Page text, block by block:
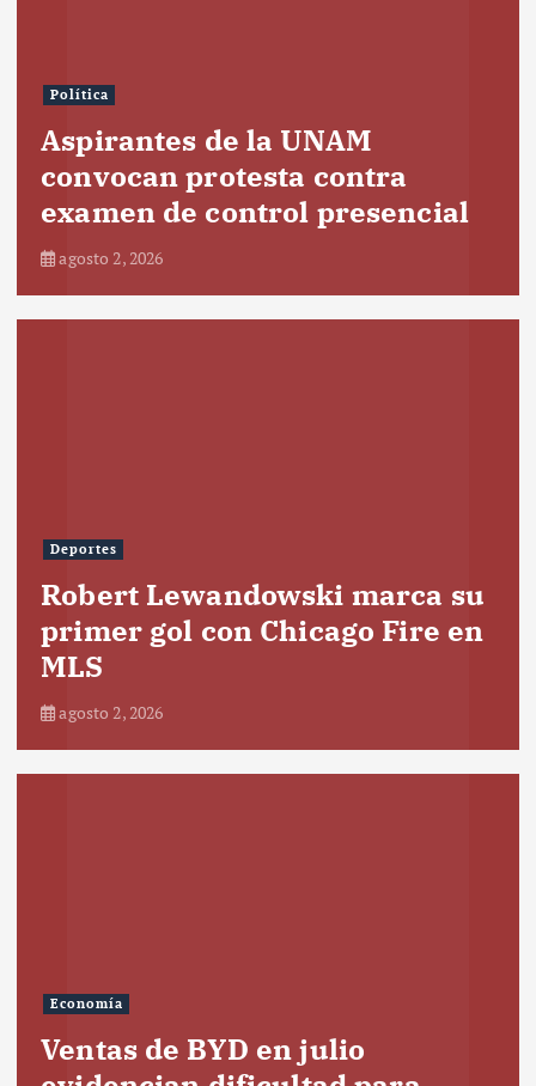
Política
Aspirantes de la UNAM
convocan protesta contra
examen de control presencial
agosto 2, 2026
Deportes
Robert Lewandowski marca su
primer gol con Chicago Fire en
MLS
agosto 2, 2026
Economía
Ventas de BYD en julio